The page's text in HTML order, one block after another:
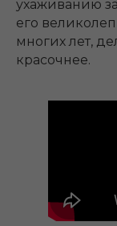
ухаживанию
его
многих лет,
красочнее.